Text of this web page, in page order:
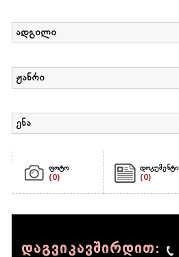
ადგილი
ჟანრი
ენა
ფოტო
(0)
დოკუმენტი
(0)
დაგვიკავშირდით: